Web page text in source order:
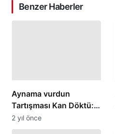
Benzer Haberler
Aynama vurdun
Tartışması Kan Döktü:
Bıçaklı Saldırı
2 yıl önce